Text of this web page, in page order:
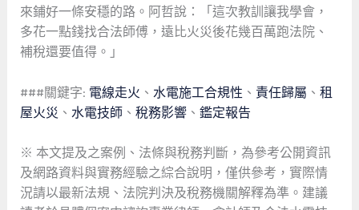
來鋪好一條安穩的路。阿哲說：「這次教訓讓我學會，
多花一點錢找合法師傅，遠比火災後花幾百萬跑法院、
補稅還要值得。」
###關鍵字: 電線走火 、 水電施工合規性 、 責任歸屬 、 租
屋火災 、 水電技師、 稅務影響、 鑑定報告
※ 本文提及之案例、法條與稅務判斷，為參考公開資訊
及網路資料與實務經驗之綜合說明，僅供參考，實際情
況請以最新法規、法院判決及稅務機關解釋為準。建議